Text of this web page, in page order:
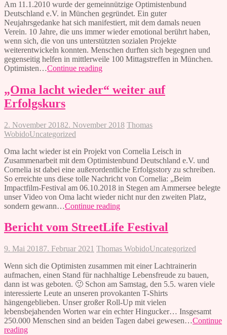
Am 11.1.2010 wurde der gemeinnützige Optimistenbund
Deutschland e.V. in München gegründet. Ein guter
Neujahrsgedanke hat sich manifestiert, mit dem damals neuen
Verein. 10 Jahre, die uns immer wieder emotional berührt haben,
wenn sich, die von uns unterstützten sozialen Projekte
weiterentwickeln konnten. Menschen durften sich begegnen und
gegenseitig helfen in mittlerweile 100 Mittagstreffen in München.
Optimisten…Continue reading10
Optimistenbund
„Oma lacht wieder“ weiter auf
Erfolgskurs
2. November 20182. November 2018 Thomas
WobidoUncategorized
Oma lacht wieder ist ein Projekt von Cornelia Leisch in
Zusammenarbeit mit dem Optimistenbund Deutschland e.V. und
Cornelia ist dabei eine außerordentliche Erfolgsstory zu schreiben.
So erreichte uns diese tolle Nachricht von Cornelia: „Beim
Impactfilm-Festival am 06.10.2018 in Stegen am Ammersee belegte
unser Video von Oma lacht wieder nicht nur den zweiten Platz,
sondern gewann…Continue reading„Oma
wieder“
weiter
Erfolgskurs
Bericht vom StreetLife Festival
9. Mai 20187. Februar 2021 Thomas WobidoUncategorized
Wenn sich die Optimisten zusammen mit einer Lachtrainerin
aufmachen, einen Stand für nachhaltige Lebensfreude zu bauen,
dann ist was geboten. 🙂 Schon am Samstag, den 5.5. waren viele
interessierte Leute an unseren provokanten T-Shirts
hängengeblieben. Unser großer Roll-Up mit vielen
lebensbejahenden Worten war ein echter Hingucker… Insgesamt
250.000 Menschen sind an beiden Tagen dabei gewesen…Continue
readingBericht